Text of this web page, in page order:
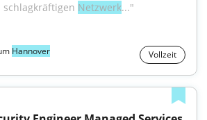
Netzwerk..."
Hannover Vollzeit